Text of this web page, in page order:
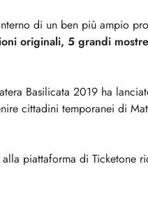
di un ben più ampio
originali, 5 grandi
Basilicata 2019 ha
cittadini temporanei di
piattaforma di Ticketone